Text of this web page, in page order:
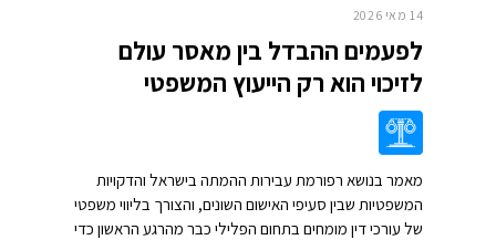
14 מאי 2026
לפעמים ההבדל בין מאסר עולם
לזיכוי הוא רק הייעוץ המשפטי
מאמר בנושא רפורמת עבירות ההמתה בישראל והדקויות
המשפטיות שבין סעיפי האישום השונים, והצורך בליווי משפטי
של עורכי דין מומחים בתחום הפלילי כבר מהרגע הראשון כדי